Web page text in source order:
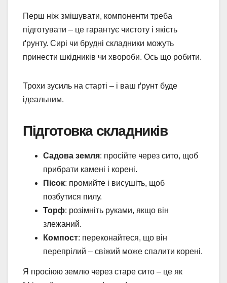
Перш ніж змішувати, компоненти треба
підготувати – це гарантує чистоту і якість
ґрунту. Сирі чи брудні складники можуть
принести шкідників чи хвороби. Ось що робити.
Трохи зусиль на старті – і ваш ґрунт буде
ідеальним.
Підготовка складників
Садова земля: просійте через сито, щоб
прибрати камені і корені.
Пісок: промийте і висушіть, щоб
позбутися пилу.
Торф: розімніть руками, якщо він
злежаний.
Компост: переконайтеся, що він
перепрілий – свіжий може спалити корені.
Я просіюю землю через старе сито – це як